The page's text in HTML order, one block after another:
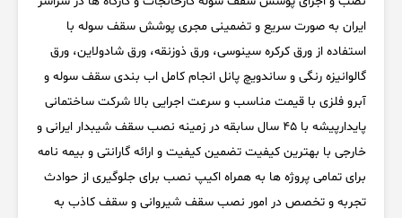
ایران به صورت سریع و تضمینی مجری پوشش سقف سوله با
استفاده از ورق کرکره سینوسی، ورق ذوزنقه، ورق شادولاین، ورق
گالوانیزه رنگی و ساندویچ پانل انجام کامل اب بندی سقف سوله و
آبرو فلزی با قیمت مناسب و سرعت اجرایی بالا شرکت ساختمانی
پایدارپیشه با 45 سال سابقه در زمینه نصب سقف شیبدار ایرانی و
خارجی با بهترین کیفیت تضمین کیفیت و ارائه گارانتی و بیمه نامه
برای تمامی پروژه ها به همراه اکیپ نصب برای جلوگیری از حوادث
تجربه و تخصص در امور نصب سقف شیروانی و سقف کاذب به